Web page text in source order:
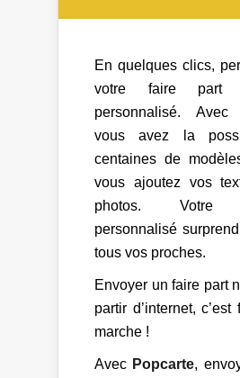
En quelques clics,
votre faire part
personnalisé. Avec
vous avez la
centaines de
vous ajoutez vos
photos. Votre
personnalisé
tous vos proches.
Envoyer un faire part
partir d’internet,
marche !
Avec Popcarte,